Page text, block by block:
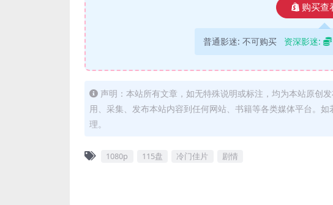
购买查
普通影迷: 不可购买 资深影迷:
声明：本站所有文章，如无特殊说明或标注，均为本站原创
用、采集、发布本站内容到任何网站、书籍等各类媒体平台。
理。
1080p 115盘 冷门佳片 剧情